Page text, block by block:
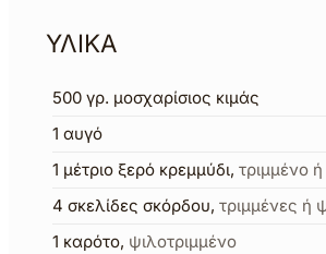
ΥΛΙΚΑ
500 γρ. μοσχαρίσιος κιμάς
1 αυγό
1 μέτριο ξερό κρεμμύδι, τριμμένο
4 σκελίδες σκόρδου, τριμμένες ή
1 καρότο, ψιλοτριμμένο